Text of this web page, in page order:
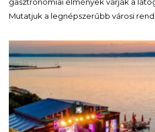
Mutatjuk a legnépszerűbb városi